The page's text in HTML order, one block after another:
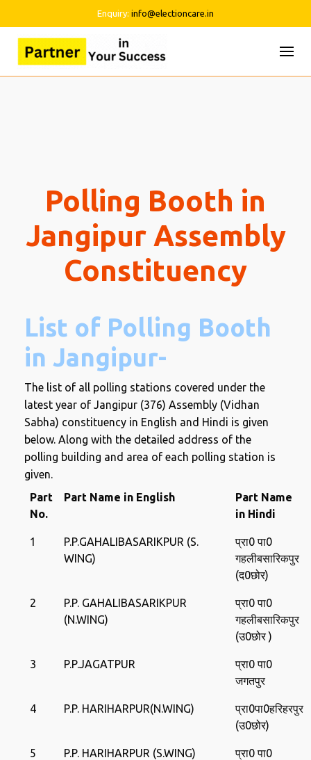
Enquiry: info@electioncare.in
Skip
content
Polling Booth in
Jangipur Assembly
Constituency
List of Polling Booth
in Jangipur-
The list of all polling stations covered under the
latest year of Jangipur (376) Assembly (Vidhan
Sabha) constituency in English and Hindi is given
below. Along with the detailed address of the
polling building and area of ​​each polling station is
given.
Part
No.
Part Name in English
Part Name
in Hindi
1
P.P.GAHALIBASARIKPUR (S.
WING)
प्रा0 पा0
गहलीबसारिकपुर
(द0छोर)
2
P.P. GAHALIBASARIKPUR
(N.WING)
प्रा0 पा0
गहलीबसारिकपुर
(उ0छोर )
3 P.P.JAGATPUR
प्रा0 पा0
जगतपुर
4 P.P. HARIHARPUR(N.WING)
प्रा0पा0हरिहरपुर
(उ0छोर)
5 P.P. HARIHARPUR (S.WING)
प्रा0 पा0